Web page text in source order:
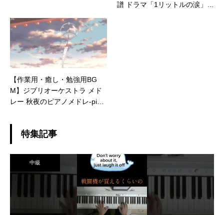
譜 ドラマ「1リットルの涙」挿
【作業用・癒し・勉強用BG
M】ジブリオーケストラ メド
レー 秋夜のピアノメドレ-pian
特集記事
中級